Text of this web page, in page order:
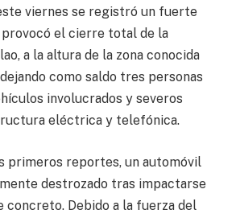
viernes se registró un fuerte
el cierre total de la
a la altura de la zona conocida
como saldo tres personas
involucrados y severos
eléctrica y telefónica.
primeros reportes, un automóvil
destrozado tras impactarse
concreto. Debido a la fuerza del